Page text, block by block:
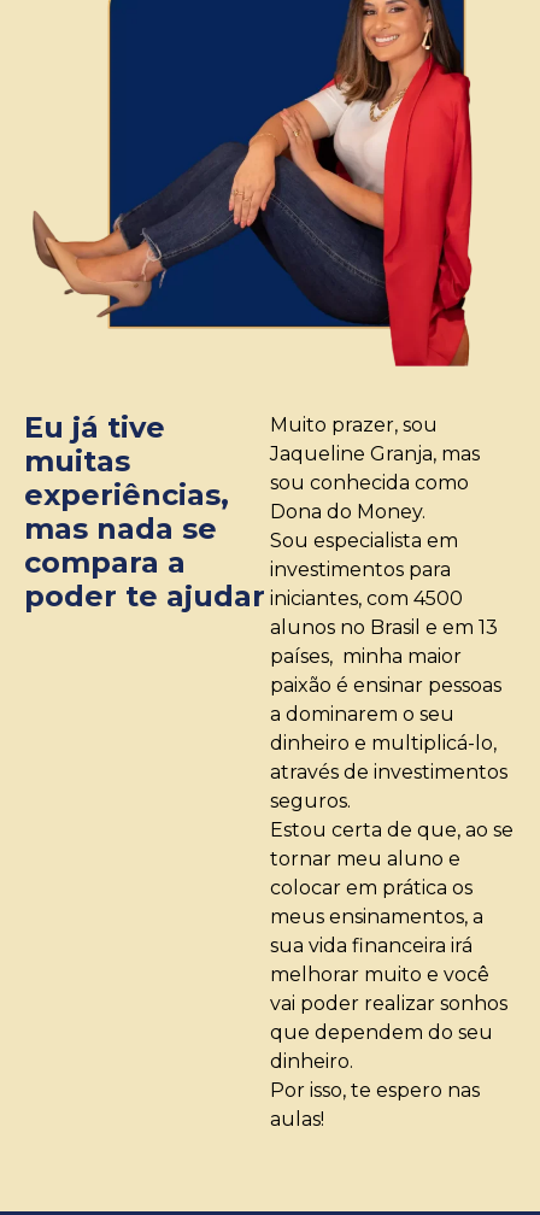
Eu já tive
muitas
experiências,
mas nada se
compara a
poder te ajudar
Muito prazer, sou
Jaqueline Granja, mas
sou conhecida como
Dona do Money.
Sou especialista em
investimentos para
iniciantes, com 4500
alunos no Brasil e em 13
países, minha maior
paixão é ensinar pessoas
a dominarem o seu
dinheiro e multiplicá-lo,
através de investimentos
seguros.
Estou certa de que, ao se
tornar meu aluno e
colocar em prática os
meus ensinamentos, a
sua vida financeira irá
melhorar muito e você
vai poder realizar sonhos
que dependem do seu
dinheiro.
Por isso, te espero nas
aulas!